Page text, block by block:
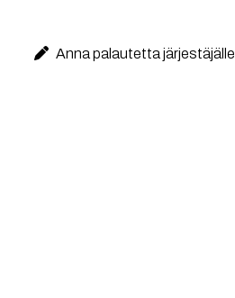
Anna palautetta järjestäjälle